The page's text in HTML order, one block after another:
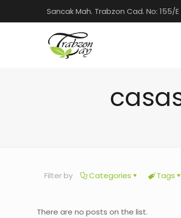
Sancak Mah. Trabzon Cad. No: 155/
Filter by Categories Tags
There are no posts on the list.